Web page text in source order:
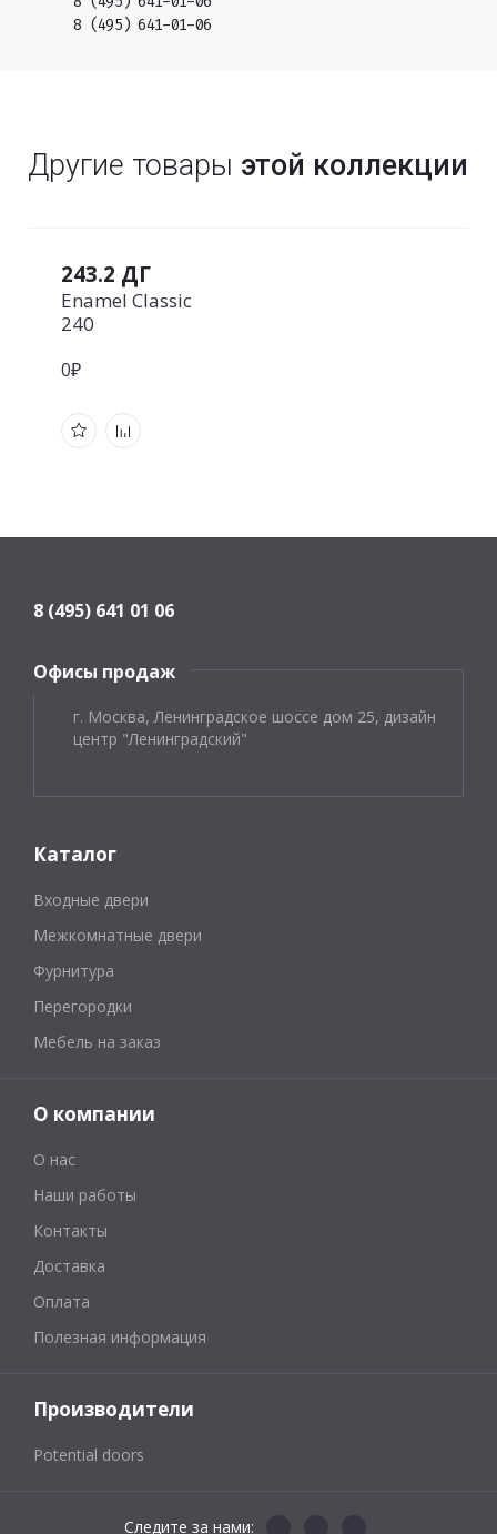
8 (495) 641-01-06
Другие товары этой коллекции
243.2 ДГ
Enamel Classic
240
0₽
8 (495) 641 01 06
Офисы продаж
г. Москва, Ленинградское шоссе дом 25, дизайн
центр "Ленинградский"
Каталог
Входные двери
Межкомнатные двери
Фурнитура
Перегородки
Мебель на заказ
О компании
О нас
Наши работы
Контакты
Доставка
Оплата
Полезная информация
Производители
Potential doors
Следите за нами: